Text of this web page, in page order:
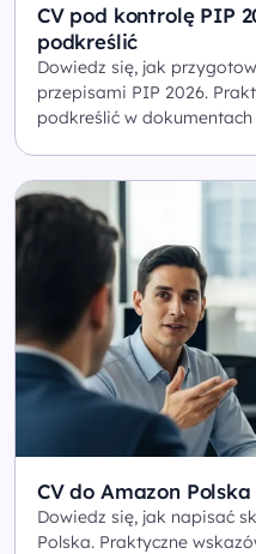
CV pod kontrolę PIP
podkreślić
Dowiedz się, jak
przepisami PIP 2026.
podkreślić w
CV do Amazon
Dowiedz się, jak napisać
Polska. Praktyczne